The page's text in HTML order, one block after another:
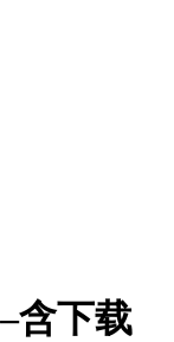
含下载